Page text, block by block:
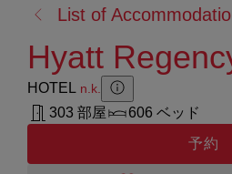
る:
List of
Hyatt
HOTEL n.k.
Zusatzinformation
Zusatzinformation
303 部屋
606 ベッド
予約